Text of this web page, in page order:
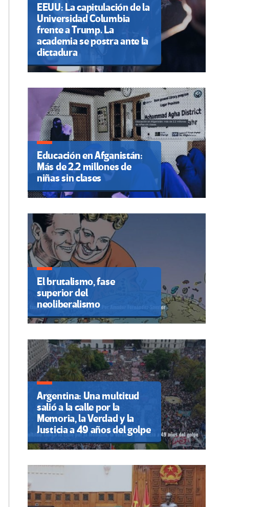
EEUU: La capitulación de la
Universidad Columbia
frente a Trump. La
academia se postra ante la
dictadura
Educación en Afganistán:
Más de 2.2 millones de
niñas sin clases
El brutalismo, fase
superior del
neoliberalismo
Argentina: Una multitud
salió a la calle por la
Memoria, la Verdad y la
Justicia a 49 años del golpe